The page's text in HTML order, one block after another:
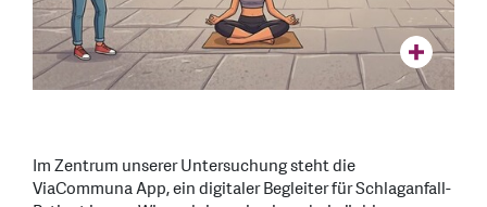
Im Zentrum unserer Untersuchung steht die
ViaCommuna App, ein digitaler Begleiter für Schlaganfall-